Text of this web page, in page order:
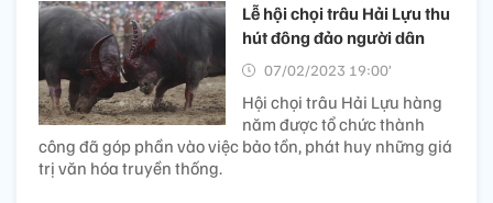
Lễ hội chọi trâu Hải Lựu thu
hút đông đảo người dân
07/02/2023 19:00’
Hội chọi trâu Hải Lựu hàng
năm được tổ chức thành
công đã góp phần vào việc bảo tồn, phát huy những giá
trị văn hóa truyền thống.